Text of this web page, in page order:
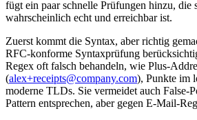
fügt ein paar schnelle Prüfungen hinzu, die
wahrscheinlich echt und erreichbar ist.
Zuerst kommt die Syntax, aber richtig
RFC‑konforme Syntaxprüfung
Regex oft falsch behandeln, wie
(alex+receipts@company.com), Punkte im
moderne TLDs. Sie vermeidet auch
Pattern entsprechen, aber gegen